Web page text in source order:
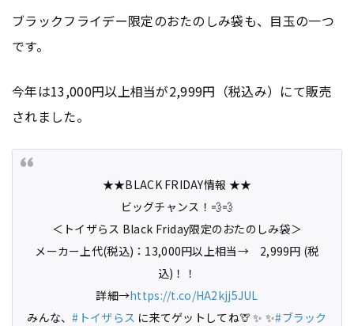
ブラックフライデー限定のおたのしみ袋も、目玉の一つ
です。
今年は13,000円以上相当が2,999円（税込み）にて販売
されました。
★★BLACK FRIDAY情報 ★★
ビッグチャンス！💨💨
＜トイザらス Black Friday限定のおたのしみ袋＞
メーカー上代(税込)：13,000円以上相当→ 2,999円 (税
込)！！
詳細→https://t.co/HA2kjj5JUL
みんな、#トイザらス に来てゲットしてね🦒 ✨ ✨#ブラック